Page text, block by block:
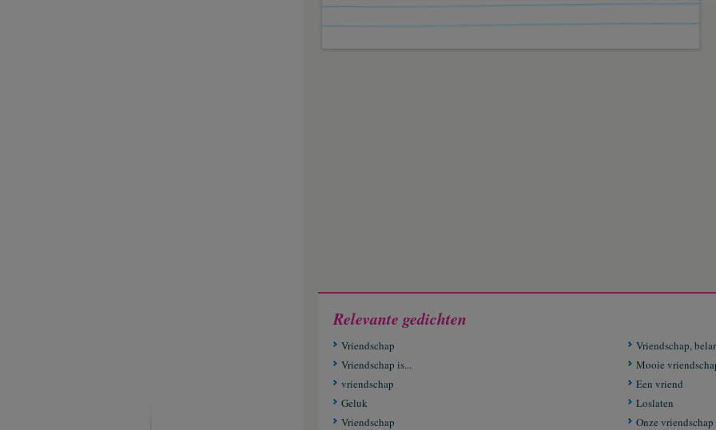
Relevante gedichten
Vriendschap
Vriendschap is...
vriendschap
Geluk
Vriendschap
Vriendschap,
Mooie
Een vriend
Loslaten
Onze vriendschap